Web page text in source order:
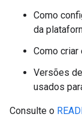
Como
da
Como criar
Versões
usados
Consulte o